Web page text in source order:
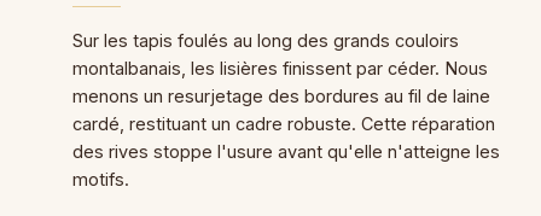
Sur les tapis foulés au long des grands couloirs
montalbanais, les lisières finissent par céder. Nous
menons un resurjetage des bordures au fil de laine
cardé, restituant un cadre robuste. Cette réparation
des rives stoppe l'usure avant qu'elle n'atteigne les
motifs.